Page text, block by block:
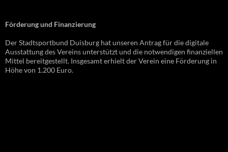
Förderung und Finanzierung
Der Stadtsportbund Duisburg hat unseren Antrag für die digitale
Ausstattung des Vereins unterstützt und die notwendigen finanziellen
Mittel bereitgestellt. Insgesamt erhielt der Verein eine Förderung in
Höhe von 1.200 Euro.